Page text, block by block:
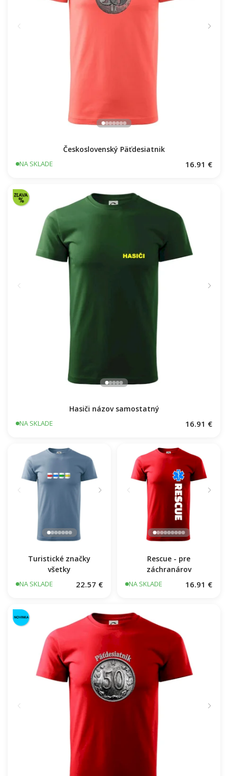
Československý Päťdesiatnik
NA SKLADE 16.91 €
Hasiči názov samostatný
NA SKLADE 16.91 €
Turistické značky
všetky
NA SKLADE 22.57 €
Rescue - pre
záchranárov
NA SKLADE 16.91 €